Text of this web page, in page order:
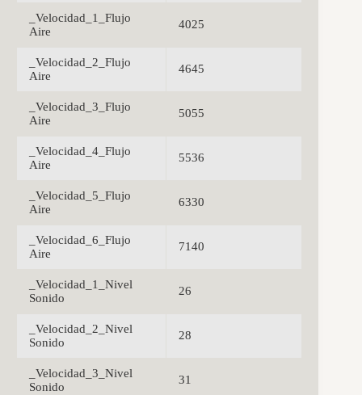
_Velocidad_1_Flujo
Aire
4025
_Velocidad_2_Flujo
Aire
4645
_Velocidad_3_Flujo
Aire
5055
_Velocidad_4_Flujo
Aire
5536
_Velocidad_5_Flujo
Aire
6330
_Velocidad_6_Flujo
Aire
7140
_Velocidad_1_Nivel
Sonido
26
_Velocidad_2_Nivel
Sonido
28
_Velocidad_3_Nivel
Sonido
31